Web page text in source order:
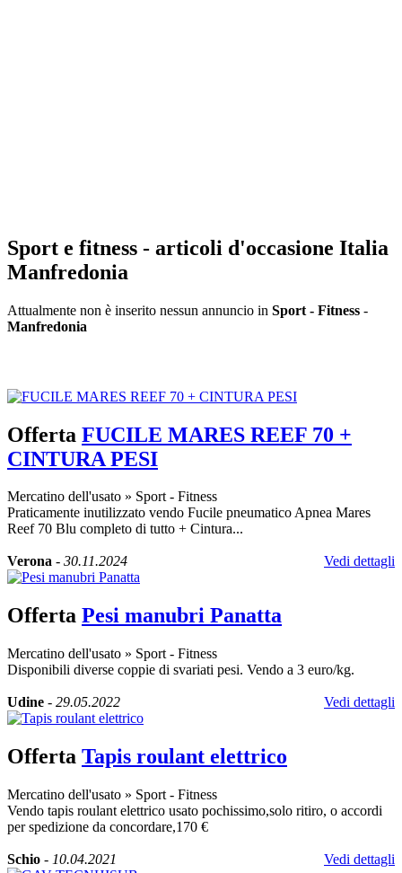
Sport e fitness - articoli d'occasione Italia
Manfredonia
Attualmente non è inserito nessun annuncio in Sport - Fitness -
Manfredonia
Offerta FUCILE MARES REEF 70 +
CINTURA PESI
Mercatino dell'usato » Sport - Fitness
Praticamente inutilizzato vendo Fucile pneumatico Apnea Mares
Reef 70 Blu completo di tutto + Cintura...
Verona - 30.11.2024 Vedi dettagli
Offerta Pesi manubri Panatta
Mercatino dell'usato » Sport - Fitness
Disponibili diverse coppie di svariati pesi. Vendo a 3 euro/kg.
Udine - 29.05.2022 Vedi dettagli
Offerta Tapis roulant elettrico
Mercatino dell'usato » Sport - Fitness
Vendo tapis roulant elettrico usato pochissimo,solo ritiro, o accordi
per spedizione da concordare,170 €
Schio - 10.04.2021 Vedi dettagli